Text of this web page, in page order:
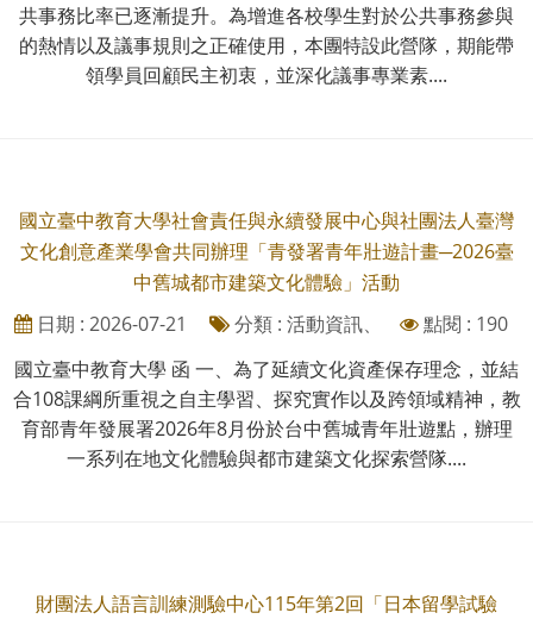
共事務比率已逐漸提升。為增進各校學生對於公共事務參與
的熱情以及議事規則之正確使用，本團特設此營隊，期能帶
領學員回顧民主初衷，並深化議事專業素....
國立臺中教育大學社會責任與永續發展中心與社團法人臺灣
文化創意產業學會共同辦理「青發署青年壯遊計畫─2026臺
中舊城都市建築文化體驗」活動
日期 : 2026-07-21
分類 : 活動資訊、
點閱 : 190
國立臺中教育大學 函 一、為了延續文化資產保存理念，並結
合108課綱所重視之自主學習、探究實作以及跨領域精神，教
育部青年發展署2026年8月份於台中舊城青年壯遊點，辦理
一系列在地文化體驗與都市建築文化探索營隊....
財團法人語言訓練測驗中心115年第2回「日本留學試驗